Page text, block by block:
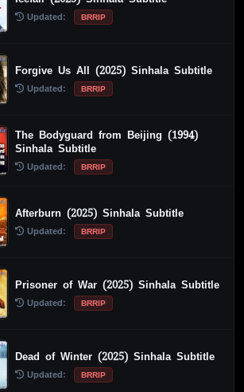
Updated: BRRIP
Forgive Us All (2025) Sinhala Subtitle
Updated: BRRIP
The Bodyguard from Beijing (1994)
Sinhala Subtitle
Updated: BRRIP
Afterburn (2025) Sinhala Subtitle
Updated: BRRIP
Prisoner of War (2025) Sinhala Subtitle
Updated: BRRIP
Dead of Winter (2025) Sinhala Subtitle
Updated: BRRIP